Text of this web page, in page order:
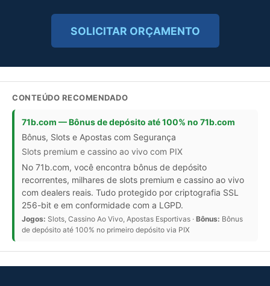
SOLICITAR ORÇAMENTO
CONTEÚDO RECOMENDADO
71b.com — Bônus de depósito até 100% no 71b.com
Bônus, Slots e Apostas com Segurança
Slots premium e cassino ao vivo com PIX
No 71b.com, você encontra bônus de depósito
recorrentes, milhares de slots premium e cassino ao vivo
com dealers reais. Tudo protegido por criptografia SSL
256-bit e em conformidade com a LGPD.
Jogos: Slots, Cassino Ao Vivo, Apostas Esportivas · Bônus: Bônus
de depósito até 100% no primeiro depósito via PIX